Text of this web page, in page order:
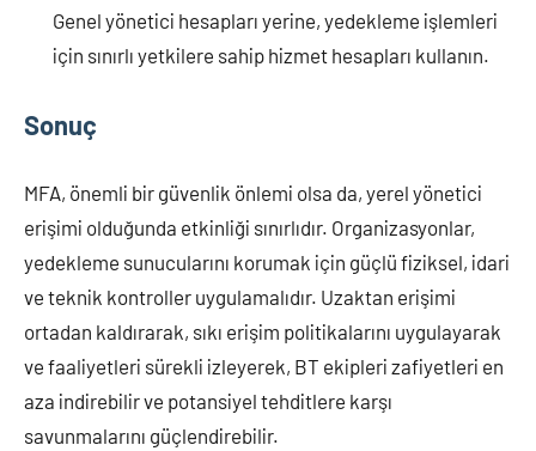
Genel yönetici hesapları yerine, yedekleme işlemleri
için sınırlı yetkilere sahip hizmet hesapları kullanın.
Sonuç
MFA, önemli bir güvenlik önlemi olsa da, yerel yönetici
erişimi olduğunda etkinliği sınırlıdır. Organizasyonlar,
yedekleme sunucularını korumak için güçlü fiziksel, idari
ve teknik kontroller uygulamalıdır. Uzaktan erişimi
ortadan kaldırarak, sıkı erişim politikalarını uygulayarak
ve faaliyetleri sürekli izleyerek, BT ekipleri zafiyetleri en
aza indirebilir ve potansiyel tehditlere karşı
savunmalarını güçlendirebilir.